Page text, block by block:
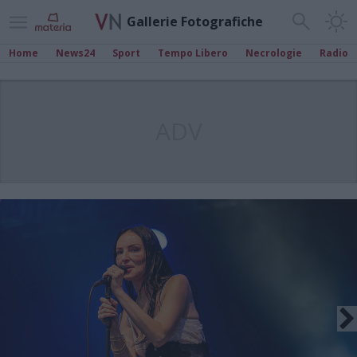
Gallerie Fotografiche
Home News24 Sport Tempo Libero Necrologie Radio